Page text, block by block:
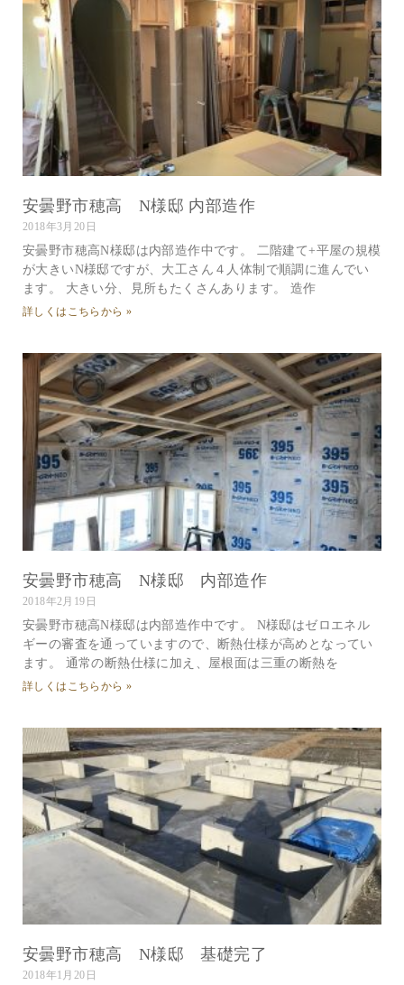
安曇野市穂高 N様邸 内部造作
2018年3月20日
安曇野市穂高N様邸は内部造作中です。 二階建て+平屋の規模
が大きいN様邸ですが、大工さん４人体制で順調に進んでい
ます。 大きい分、見所もたくさんあります。 造作
詳しくはこちらから »
安曇野市穂高 N様邸 内部造作
2018年2月19日
安曇野市穂高N様邸は内部造作中です。 N様邸はゼロエネル
ギーの審査を通っていますので、断熱仕様が高めとなってい
ます。 通常の断熱仕様に加え、屋根面は三重の断熱を
詳しくはこちらから »
安曇野市穂高 N様邸 基礎完了
2018年1月20日